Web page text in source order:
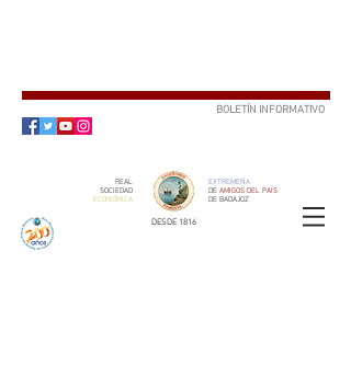
BOLETÍN INFORMATIVO
REAL
SOCIEDAD
ECONÓMICA
EXTREMEÑA
DE AMIGOS DEL PAÍS
DE BADAJOZ
DESDE 1816